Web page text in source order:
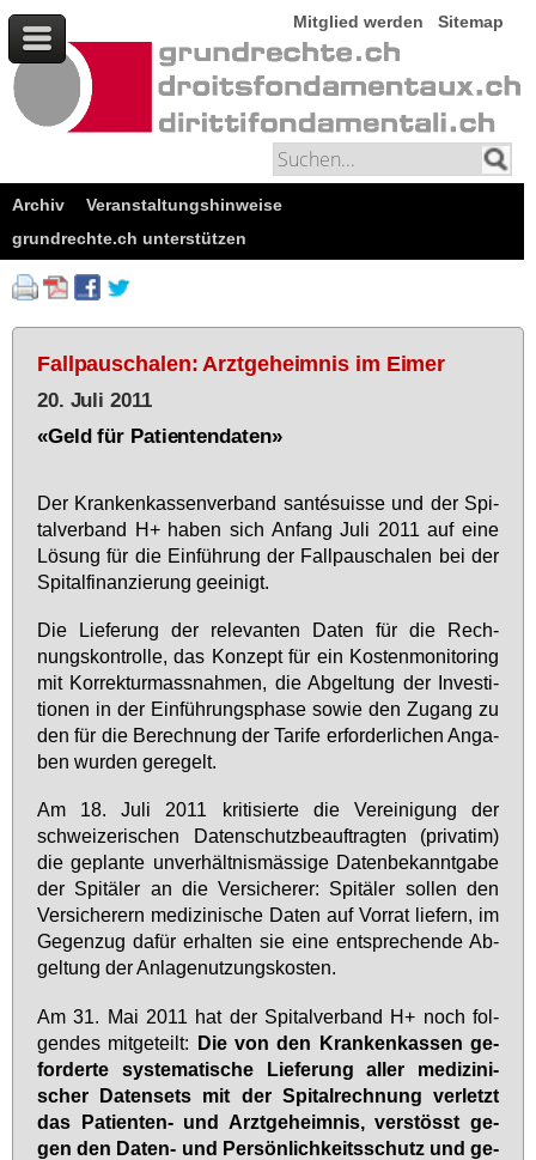
Mitglied werden Sitemap
Archiv
Veranstaltungshinweise
grundrechte.ch unterstützen
Fallpauschalen: Arztgeheimnis im Eimer
20. Juli 2011
«Geld für Patientendaten»
Der Kran­ken­kas­sen­ver­band santésu­is­se und der Spi­
tal­ver­band H+ ha­ben sich An­fang Ju­li 2011 auf ei­ne
Lö­sung für die Ein­füh­rung der Fall­pau­scha­len bei der
Spi­tal­fi­nan­zie­rung ge­ei­nigt.
Die Lie­fe­rung der re­le­van­ten Da­ten für die Rech­
nungs­kon­trol­le, das Kon­zept für ein Kos­ten­mo­ni­to­ring
mit Kor­rek­tur­mass­nah­men, die Ab­gel­tung der In­ves­ti­
tio­nen in der Ein­füh­rungs­pha­se so­wie den Zu­gang zu
den für die Be­rech­nung der Ta­ri­fe er­for­der­li­chen An­ga­
ben wur­den ge­re­gelt.
Am 18. Ju­li 2011 kri­ti­sier­te die Ver­ei­ni­gung der
schwei­ze­ri­schen Da­ten­schutz­be­auf­trag­ten (pri­va­tim)
die ge­plan­te un­ver­hält­nis­mäs­si­ge Da­ten­be­kannt­ga­be
der Spi­tä­ler an die Ver­si­che­rer: Spi­tä­ler sol­len den
Ver­si­che­rern me­di­zi­ni­sche Da­ten auf Vor­rat lie­fern, im
Ge­gen­zug da­für er­hal­ten sie ei­ne ent­spre­chen­de Ab­
gel­tung der An­la­ge­nut­zungs­kos­ten.
Am 31. Mai 2011 hat der Spi­tal­ver­band H+ noch fol­
gen­des mit­ge­teilt: Die von den Kran­ken­kas­sen ge­
for­der­te sys­te­ma­ti­sche Lie­fe­rung al­ler me­di­zi­ni­
scher Da­ten­sets mit der Spi­tal­rech­nung ver­letzt
das Pa­ti­en­ten- und Arzt­ge­heim­nis, ver­stösst ge­
gen den Da­ten- und Per­sön­lich­keits­schutz und ge­